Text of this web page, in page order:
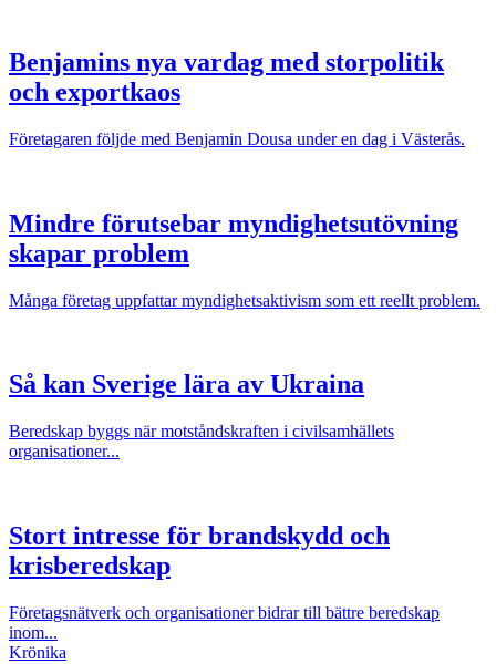
Benjamins nya vardag med storpolitik
och exportkaos
Företagaren följde med Benjamin Dousa under en dag i Västerås.
Mindre förutsebar myndighetsutövning
skapar problem
Många företag uppfattar myndighetsaktivism som ett reellt problem.
Så kan Sverige lära av Ukraina
Beredskap byggs när motståndskraften i civilsamhällets
organisationer...
Stort intresse för brandskydd och
krisberedskap
Företagsnätverk och organisationer bidrar till bättre beredskap
inom...
Krönika